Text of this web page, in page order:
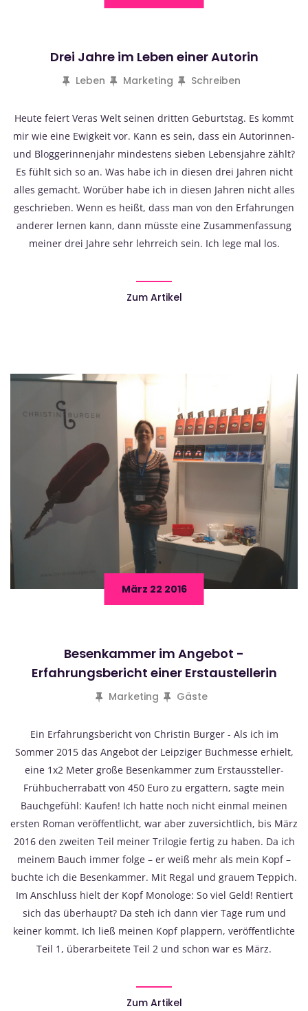
Drei Jahre im Leben einer Autorin
Leben Marketing Schreiben
Heute feiert Veras Welt seinen dritten Geburtstag. Es kommt
mir wie eine Ewigkeit vor. Kann es sein, dass ein Autorinnen-
und Bloggerinnenjahr mindestens sieben Lebensjahre zählt?
Es fühlt sich so an. Was habe ich in diesen drei Jahren nicht
alles gemacht. Worüber habe ich in diesen Jahren nicht alles
geschrieben. Wenn es heißt, dass man von den Erfahrungen
anderer lernen kann, dann müsste eine Zusammenfassung
meiner drei Jahre sehr lehrreich sein. Ich lege mal los.
Zum Artikel
März 22 2016
Besenkammer im Angebot -
Erfahrungsbericht einer Erstaustellerin
Marketing Gäste
Ein Erfahrungsbericht von Christin Burger - Als ich im
Sommer 2015 das Angebot der Leipziger Buchmesse erhielt,
eine 1x2 Meter große Besenkammer zum Erstaussteller-
Frühbucherrabatt von 450 Euro zu ergattern, sagte mein
Bauchgefühl: Kaufen! Ich hatte noch nicht einmal meinen
ersten Roman veröffentlicht, war aber zuversichtlich, bis März
2016 den zweiten Teil meiner Trilogie fertig zu haben. Da ich
meinem Bauch immer folge – er weiß mehr als mein Kopf –
buchte ich die Besenkammer. Mit Regal und grauem Teppich.
Im Anschluss hielt der Kopf Monologe: So viel Geld! Rentiert
sich das überhaupt? Da steh ich dann vier Tage rum und
keiner kommt. Ich ließ meinen Kopf plappern, veröffentlichte
Teil 1, überarbeitete Teil 2 und schon war es März.
Zum Artikel